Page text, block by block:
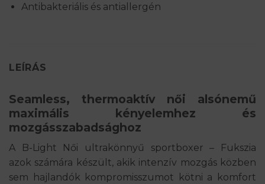
Antibakteriális és antiallergén
LEÍRÁS
Seamless, thermoaktív női alsónemű
maximális kényelemhez és
mozgásszabadsághoz
A B-Light Női ultrakönnyű sportboxer – Fukszia
azok számára készült, akik intenzív mozgás közben
sem hajlandók kompromisszumot kötni a komfort